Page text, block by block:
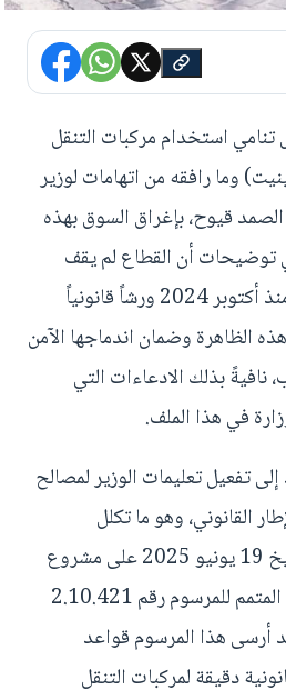
استخدام مركبات التنقل
وما رافقه من اتهامات لوزير
قيوح، بإغراق السوق بهذه
توضيحات أن القطاع لم يقف
موقف المتفرج؛ بل أطلق منذ أكتوبر 2024 ورشاً قانونياً
الظاهرة وضمان اندماجها الآمن
نافيةً بذلك الادعاءات التي
في هذا الملف.
تفعيل تعليمات الوزير لمصالح
القانوني، وهو ما تكلل
بالمصادقة الحكومية بتاريخ 19 يونيو 2025 على مشروع
المرسوم رقم 2.24.393، المتمم للمرسوم رقم 2.10.421
أرسى هذا المرسوم قواعد
دقيقة لمركبات التنقل